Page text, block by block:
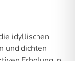
idyllischen
und dichten